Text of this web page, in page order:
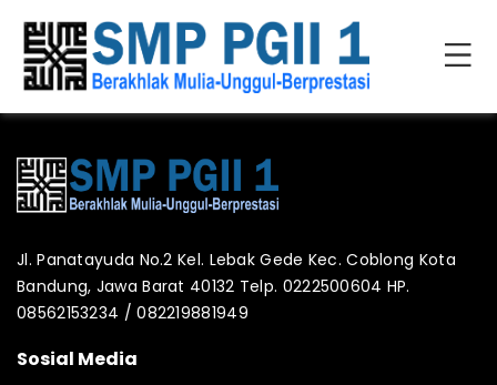
Jl. Panatayuda No.2 Kel. Lebak Gede Kec. Coblong Kota
Bandung, Jawa Barat 40132 Telp. 0222500604 HP.
08562153234 / 082219881949
Sosial Media